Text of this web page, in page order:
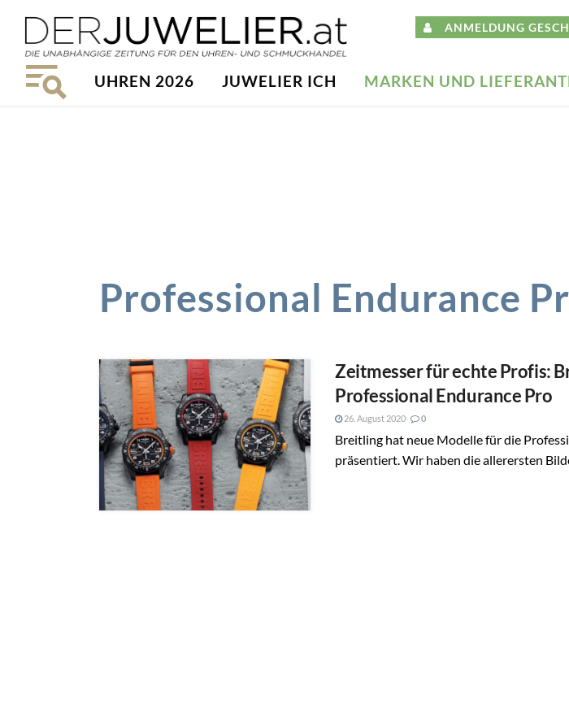
ANMELDUNG
UHREN 2026 JUWELIER ICH MARKEN UND
Professional Endurance
Zeitmesser für echte Profis:
Professional Endurance Pro
26. August 2020 0
Breitling hat neue Modelle für die
präsentiert. Wir haben die allerersten